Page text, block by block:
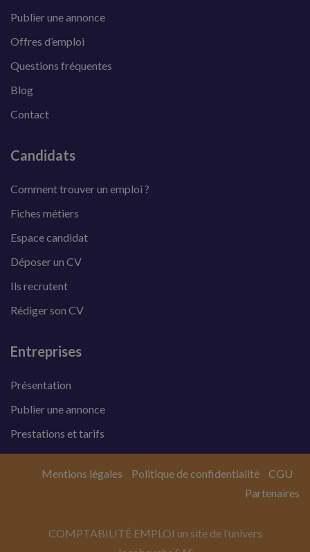
Publier une annonce
Offres d’emploi
Questions fréquentes
Blog
Contact
Candidats
Comment trouver un emploi ?
Fiches métiers
Espace candidat
Déposer un CV
Ils recrutent
Rédiger son CV
Entreprises
Présentation
Publier une annonce
Prestations et tarifs
COMPTABILITÉ EMPLOI un site de l’univers
Mentions légales Politique de confidentialité
CGU
Partenaires